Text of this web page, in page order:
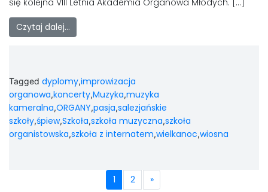
Czytaj dalej…
Tagged dyplomy,improwizacja
organowa,koncerty,Muzyka,muzyka
kameralna,ORGANY,pasja,salezjańskie
szkoły,śpiew,Szkoła,szkoła muzyczna,szkoła
organistowska,szkoła z internatem,wielkanoc,wiosna
Posts navigation
1 2 »